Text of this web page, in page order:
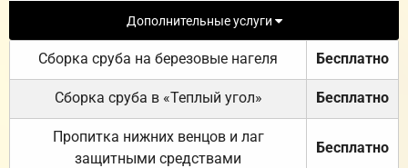
Дополнительные услуги
Сборка сруба на березовые нагеля Бесплатно
Сборка сруба в «Теплый угол» Бесплатно
Пропитка нижних венцов и лаг
защитными средствами
Бесплатно